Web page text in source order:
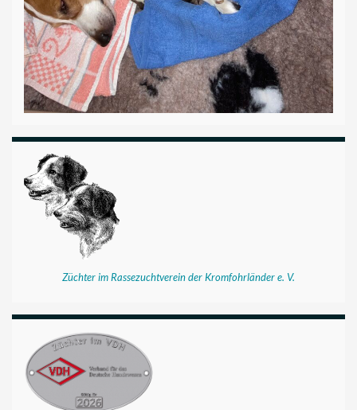
Züchter im Rassezuchtverein der Kromfohrländer e. V.